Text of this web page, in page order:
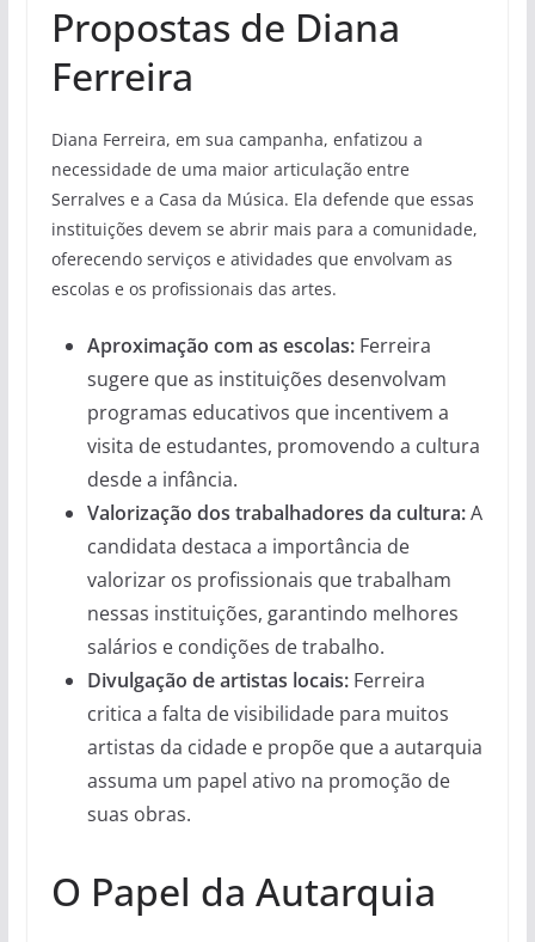
Propostas de Diana
Ferreira
Diana Ferreira, em sua campanha, enfatizou a
necessidade de uma maior articulação entre
Serralves e a Casa da Música. Ela defende que essas
instituições devem se abrir mais para a comunidade,
oferecendo serviços e atividades que envolvam as
escolas e os profissionais das artes.
Aproximação com as escolas:Ferreira
sugere que as instituições desenvolvam
programas educativos que incentivem a
visita de estudantes, promovendo a cultura
desde a infância.
Valorização dos trabalhadores da cultura:A
candidata destaca a importância de
valorizar os profissionais que trabalham
nessas instituições, garantindo melhores
salários e condições de trabalho.
Divulgação de artistas locais:Ferreira
critica a falta de visibilidade para muitos
artistas da cidade e propõe que a autarquia
assuma um papel ativo na promoção de
suas obras.
O Papel da Autarquia